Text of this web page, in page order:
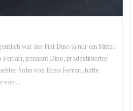
war der Fiat Dino ja nur ein Mittel
Ferrari, genannt Dino, prädestinierter
Sohn von Enzo Ferrari, hatte
von ...